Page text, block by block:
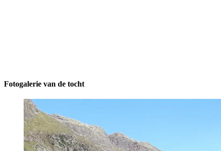
Fotogalerie van de tocht